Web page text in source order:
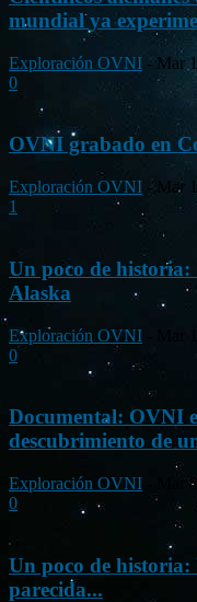
mundial ya
Exploración OVNI - Mar
0
OVNI grabado en
Exploración OVNI - Mar
1
Un poco de historia:
Alaska
Exploración OVNI
0
Documental: OVNI
descubrimiento de
Exploración OVNI
Mar
0
Un poco de
parecida...